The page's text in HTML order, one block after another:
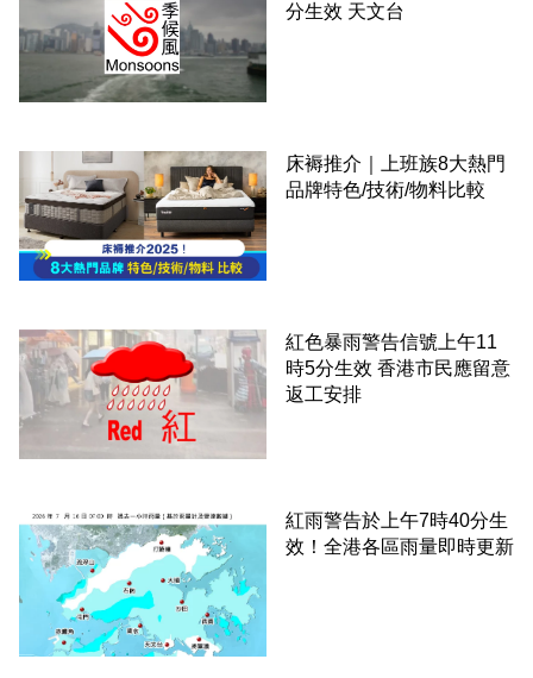
分生效 天文台
床褥推介｜上班族8大熱門
品牌特色/技術/物料比較
紅色暴雨警告信號上午11
時5分生效 香港市民應留意
返工安排
紅雨警告於上午7時40分生
效！全港各區雨量即時更新